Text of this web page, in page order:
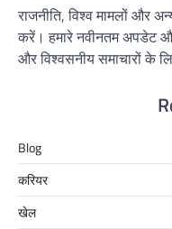
राजनीति, विश्व मामलों और
करें। हमारे नवीनतम अपडेट
और विश्वसनीय समाचारों के
Blog
करियर
खेल